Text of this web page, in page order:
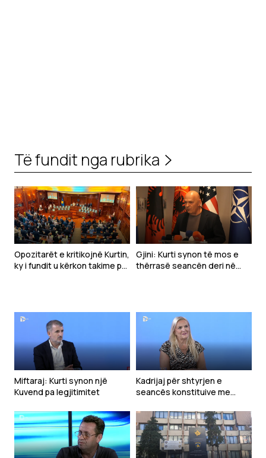
Të fundit nga rubrika
Opozitarët e kritikojnë Kurtin,
ky i fundit u kërkon takime për
Gjini: Kurti synon të mos e
thërrasë seancën deri në
Miftaraj: Kurti synon një
Kuvend pa legjitimitet
Kadrijaj për shtyrjen e
seancës konstituive me
pakuptueshme